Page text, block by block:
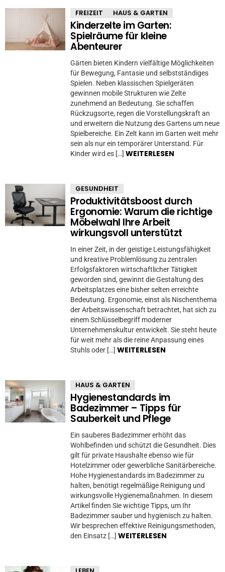
FREIZEIT HAUS & GARTEN
Kinderzelte im Garten:
Spielräume für kleine
Abenteurer
Gärten bieten Kindern vielfältige Möglichkeiten
für Bewegung, Fantasie und selbstständiges
Spielen. Neben klassischen Spielgeräten
gewinnen mobile Strukturen wie Zelte
zunehmend an Bedeutung. Sie schaffen
Rückzugsorte, regen die Vorstellungskraft an
und erweitern die Nutzung des Gartens um neue
Spielbereiche. Ein Zelt kann im Garten weit mehr
sein als nur ein temporärer Unterstand. Für
Kinder wird es […] WEITERLESEN
GESUNDHEIT
Produktivitätsboost durch
Ergonomie: Warum die richtige
Möbelwahl Ihre Arbeit
wirkungsvoll unterstützt
In einer Zeit, in der geistige Leistungsfähigkeit
und kreative Problemlösung zu zentralen
Erfolgsfaktoren wirtschaftlicher Tätigkeit
geworden sind, gewinnt die Gestaltung des
Arbeitsplatzes eine bisher selten erreichte
Bedeutung. Ergonomie, einst als Nischenthema
der Arbeitswissenschaft betrachtet, hat sich zu
einem Schlüsselbegriff moderner
Unternehmenskultur entwickelt. Sie steht heute
für weit mehr als die reine Anpassung eines
Stuhls oder […] WEITERLESEN
HAUS & GARTEN
Hygienestandards im
Badezimmer – Tipps für
Sauberkeit und Pflege
Ein sauberes Badezimmer erhöht das
Wohlbefinden und schützt die Gesundheit. Dies
gilt für private Haushalte ebenso wie für
Hotelzimmer oder gewerbliche Sanitärbereiche.
Hohe Hygienestandards im Badezimmer zu
halten, benötigt regelmäßige Reinigung und
wirkungsvolle Hygienemaßnahmen. In diesem
Artikel finden Sie wichtige Tipps, um Ihr
Badezimmer sauber und hygienisch zu halten.
Wir besprechen effektive Reinigungsmethoden,
den Einsatz […] WEITERLESEN